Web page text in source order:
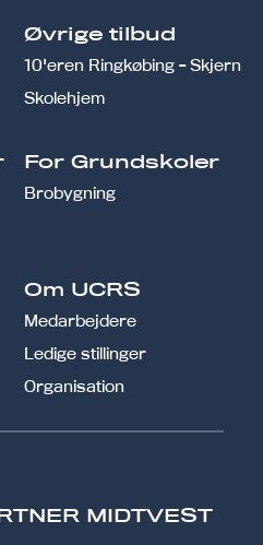
Øvrige tilbud
10'eren Ringkøbing - Skjern
Skolehjem
For Grundskoler
Brobygning
Om UCRS
Medarbejdere
Ledige stillinger
Organisation
MIDTVEST